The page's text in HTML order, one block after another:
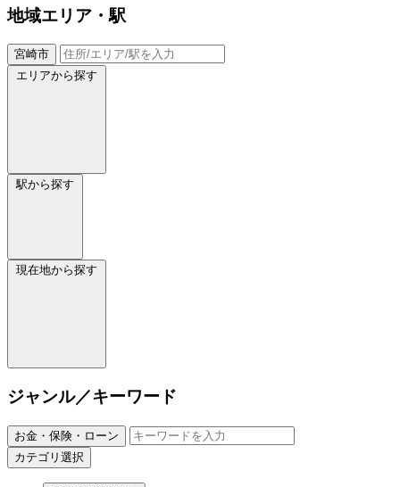
地域エリア・駅
宮崎市
エリアから探す
駅から探す
現在地から探す
ジャンル／キーワード
お金・保険・ローン
カテゴリ選択